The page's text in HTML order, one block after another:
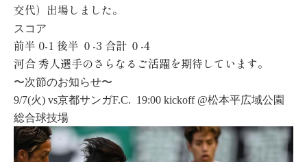
交代）出場しました。
スコア
前半 0-1 後半 ０-3 合計 ０-4
河合秀人選手のさらなるご活躍を期待しています。
〜次節のお知らせ〜
9/7(火) vs京都サンガF.C. 19:00 kickoff @松本平広域公園
総合球技場